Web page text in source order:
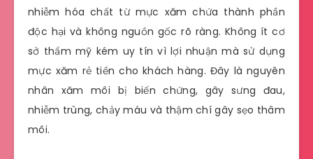
nhiễm hóa chất từ mực xăm chứa thành phần
độc hại và không nguồn gốc rõ ràng. Không ít cơ
sở thẩm mỹ kém uy tín vì lợi nhuận mà sử dụng
mực xăm rẻ tiền cho khách hàng. Đây là nguyên
nhân xăm môi bị biến chứng, gây sưng đau,
nhiễm trùng, chảy máu và thậm chí gây sẹo thâm
môi.